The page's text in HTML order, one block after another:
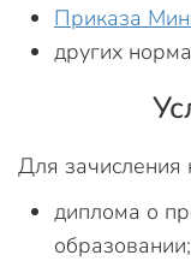
Приказа
других
Для зачисления
диплома о
образовании;